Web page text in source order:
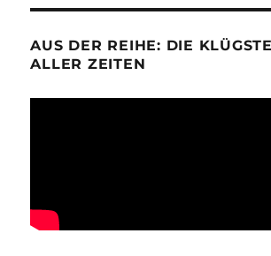
AUS DER REIHE: DIE
ALLER ZEITEN